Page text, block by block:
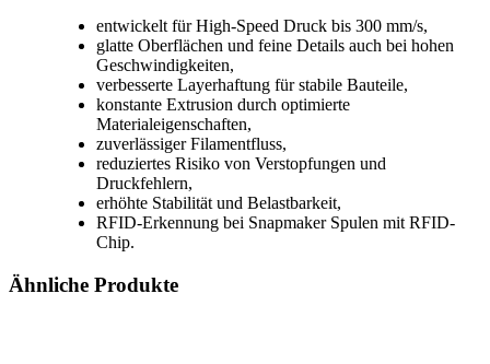
entwickelt für High-Speed Druck bis 300 mm/s,
glatte Oberflächen und feine Details auch bei hohen
Geschwindigkeiten,
verbesserte Layerhaftung für stabile Bauteile,
konstante Extrusion durch optimierte
Materialeigenschaften,
zuverlässiger Filamentfluss,
reduziertes Risiko von Verstopfungen und
Druckfehlern,
erhöhte Stabilität und Belastbarkeit,
RFID-Erkennung bei Snapmaker Spulen mit RFID-
Chip.
Ähnliche Produkte